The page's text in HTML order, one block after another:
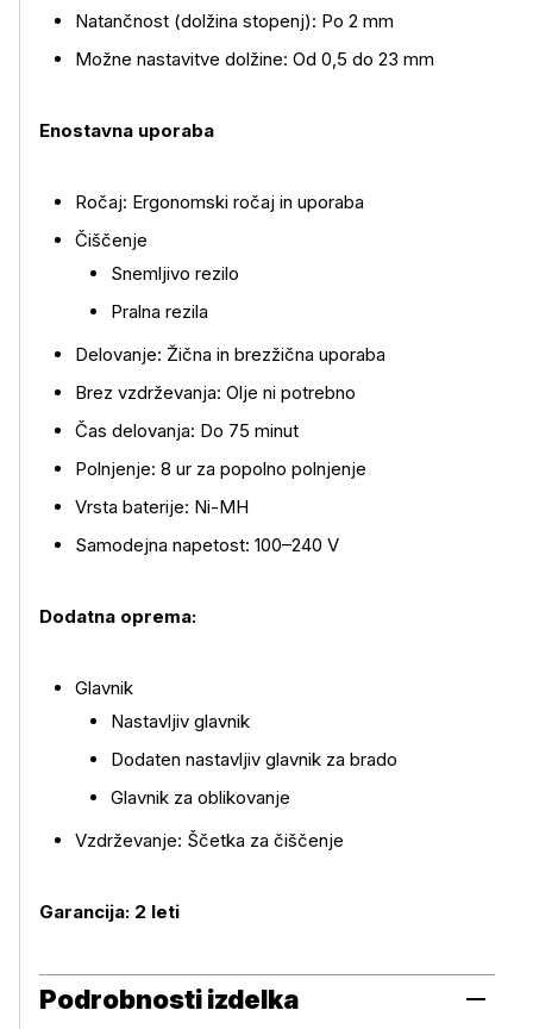
Natančnost (dolžina stopenj): Po 2 mm
Možne nastavitve dolžine: Od 0,5 do 23 mm
Enostavna uporaba
Ročaj: Ergonomski ročaj in uporaba
Čiščenje
Snemljivo rezilo
Pralna rezila
Delovanje: Žična in brezžična uporaba
Brez vzdrževanja: Olje ni potrebno
Čas delovanja: Do 75 minut
Polnjenje: 8 ur za popolno polnjenje
Vrsta baterije: Ni-MH
Samodejna napetost: 100–240 V
Dodatna oprema:
Glavnik
Nastavljiv glavnik
Dodaten nastavljiv glavnik za brado
Glavnik za oblikovanje
Vzdrževanje: Ščetka za čiščenje
Garancija: 2 leti
Podrobnosti izdelka